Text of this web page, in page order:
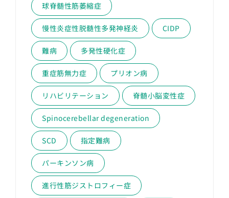
球脊髄性筋萎縮症
慢性炎症性脱髄性多発神経炎 CIDP
難病 多発性硬化症
重症筋無力症 プリオン病
リハビリテーション 脊髄小脳変性症
Spinocerebellar degeneration
SCD 指定難病
パーキンソン病
進行性筋ジストロフィー症